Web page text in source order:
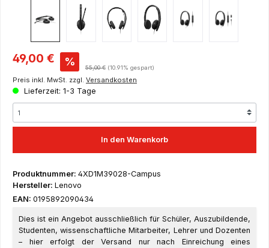
Verkaufspreis:
49,00 € % Regulärer Preis:
55,00 € (10.91% gespart)
Preis inkl. MwSt. zzgl. Versandkosten
Lieferzeit: 1-3 Tage
In den Warenkorb
Produktnummer: 4XD1M39028-Campus
Hersteller: Lenovo
EAN: 0195892090434
Dies ist ein Angebot ausschließlich für Schüler, Auszubildende,
Studenten, wissenschaftliche Mitarbeiter, Lehrer und Dozenten
– hier erfolgt der Versand nur nach Einreichung eines